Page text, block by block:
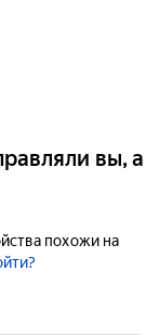
вы, а
похожи на